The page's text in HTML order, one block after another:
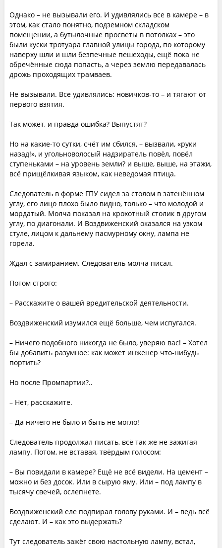
Однако – не вызывали его. И удивлялись все в камере – в
этом, как стало понятно, подземном складском
помещении, а бутылочные просветы в потолках – это
были куски тротуара главной улицы города, по которому
наверху шли и шли безпечные пешеходы, ещё пока не
обречённые сюда попасть, а через землю передавалась
дрожь проходящих трамваев.
Не вызывали. Все удивлялись: новичков-то – и тягают от
первого взятия.
Так может, и правда ошибка? Выпустят?
Но на какие-то сутки, счёт им сбился, – вызвали, «руки
назад!», и угольноволосый надзиратель повёл, повёл
ступеньками – на уровень земли? и выше, выше, на этажи,
всё прищёлкивая языком, как неведомая птица.
Следователь в форме ГПУ сидел за столом в затенённом
углу, его лицо плохо было видно, только – что молодой и
мордатый. Молча показал на крохотный столик в другом
углу, по диагонали. И Воздвиженский оказался на узком
стуле, лицом к дальнему пасмурному окну, лампа не
горела.
Ждал с замиранием. Следователь молча писал.
Потом строго:
– Расскажите о вашей вредительской деятельности.
Воздвиженский изумился ещё больше, чем испугался.
– Ничего подобного никогда не было, уверяю вас! – Хотел
бы добавить разумное: как может инженер что-нибудь
портить?
Но после Промпартии?..
– Нет, расскажите.
– Да ничего не было и быть не могло!
Следователь продолжал писать, всё так же не зажигая
лампу. Потом, не вставая, твёрдым голосом:
– Вы повидали в камере? Ещё не всё видели. На цемент –
можно и без досок. Или в сырую яму. Или – под лампу в
тысячу свечей, ослепнете.
Воздвиженский еле подпирал голову руками. И – ведь всё
сделают. И – как это выдержать?
Тут следователь зажёг свою настольную лампу, встал,